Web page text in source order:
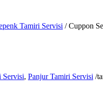
Tamiri Servisi / Cuppon
Servisi, Panjur Tamiri Servisi /